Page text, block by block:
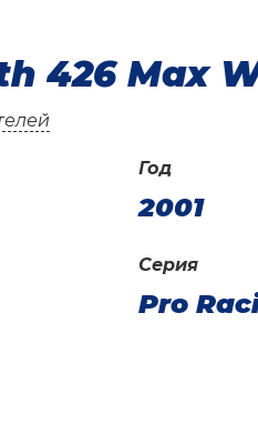
426 Max
Год
2001
Серия
Pro